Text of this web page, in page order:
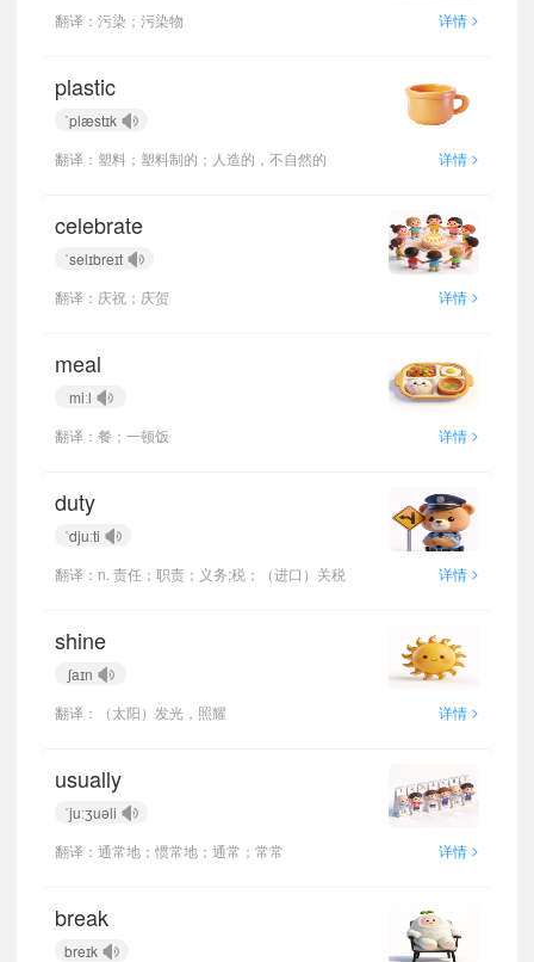
翻译：污染；污染物
详情 >
plastic
ˈplæstɪk
翻译：塑料；塑料制的；人造的，不自然的
详情 >
celebrate
ˈselɪbreɪt
翻译：庆祝；庆贺
详情 >
meal
miːl
翻译：餐；一顿饭
详情 >
duty
ˈdjuːti
翻译：n. 责任；职责；义务;税；（进口）关税
详情 >
shine
ʃaɪn
翻译：（太阳）发光，照耀
详情 >
usually
ˈjuːʒuəli
翻译：通常地；惯常地；通常；常常
详情 >
break
breɪk